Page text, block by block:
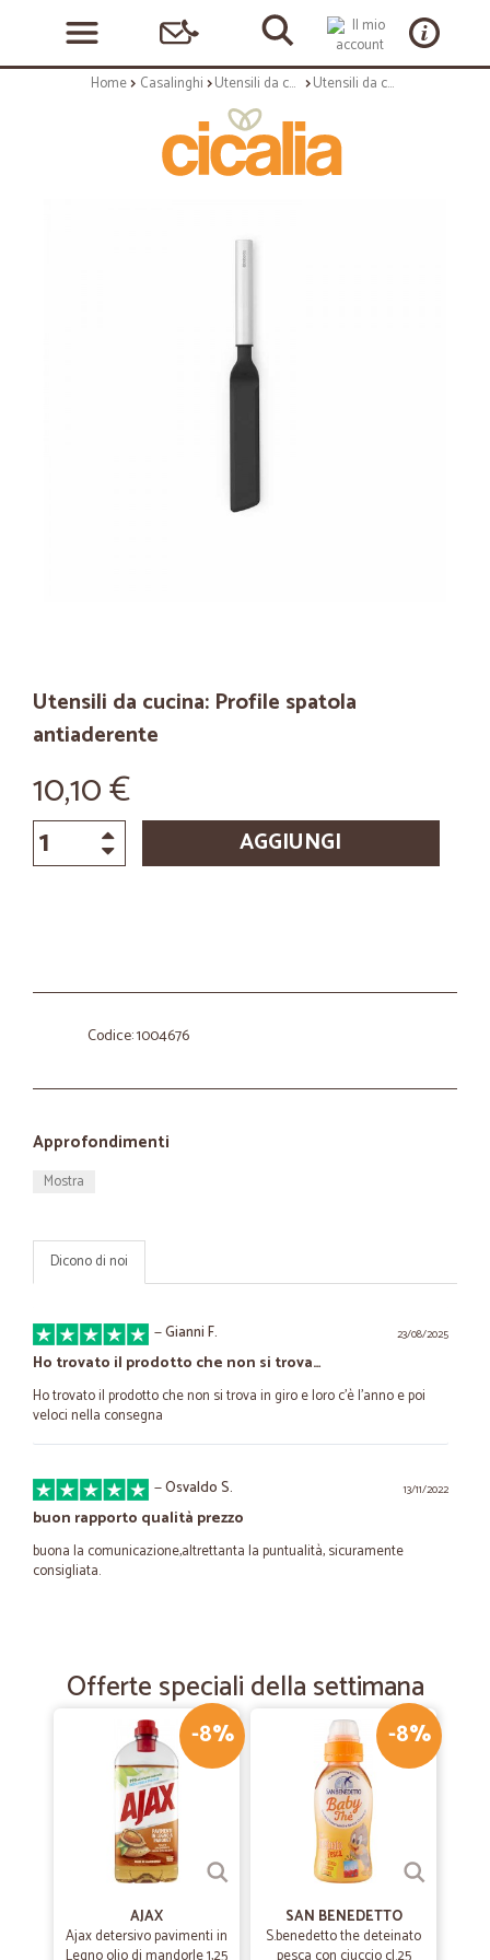
Home Casalinghi Utensili da cucina Utensili da cucina: Profile spatola antiaderente
Utensili da cucina: Profile spatola
antiaderente
10,10 €
AGGIUNGI
Codice: 1004676
Approfondimenti
Mostra
Dicono di noi
23/08/2025
—Gianni F.
Ho trovato il prodotto che non si trova…
Ho trovato il prodotto che non si trova in giro e loro c'è l'anno e poi
veloci nella consegna
13/11/2022
—Osvaldo S.
buon rapporto qualità prezzo
buona la comunicazione,altrettanta la puntualità, sicuramente
consigliata.
Ottimi prodotti,consegna…
Ottimi prodotti,consegna velocissima...continuerò ad acquistare da
—Patrizia G.
Puntualità, merce ottima e raggiungono proprio tutti i luoghi
20/04/2021
—Giorgio P.
Offerte speciali della settimana
-8%
AJAX
Ajax detersivo pavimenti in
-8%
SAN BENEDETTO
S.benedetto the deteinato